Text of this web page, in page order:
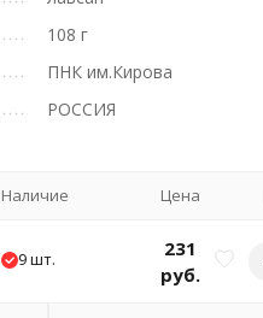
108 г
ПНК им.Кирова
РОССИЯ
Наличие Цена
9 шт.
231
руб.